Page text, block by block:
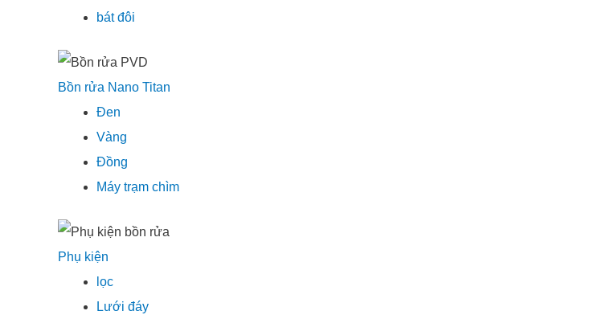
bát đôi
Bồn rửa Nano Titan
Đen
Vàng
Đồng
Máy trạm chìm
Phụ kiện
lọc
Lưới đáy